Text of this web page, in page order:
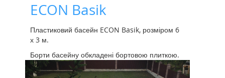
ECON Basik
Пластиковий басейн ECON Basik, розміром 6
х 3 м.
Борти басейну обкладені бортовою плиткою.